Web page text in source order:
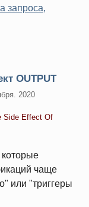
запроса,
OUTPUT
2020
Side Effect Of
чаще
или "триггеры